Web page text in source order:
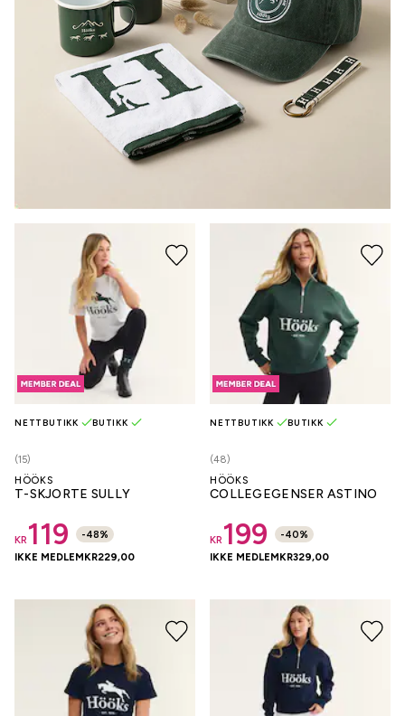
(15)
NETTBUTIKK BUTIKK
HÖÖKS
T-SKJORTE SULLY
119
KR -48%
IKKE MEDLEM
229,00
KR
(48)
NETTBUTIKK BUTIKK
HÖÖKS
COLLEGEGENSER ASTINO
199
KR -40%
IKKE MEDLEM
329,00
KR